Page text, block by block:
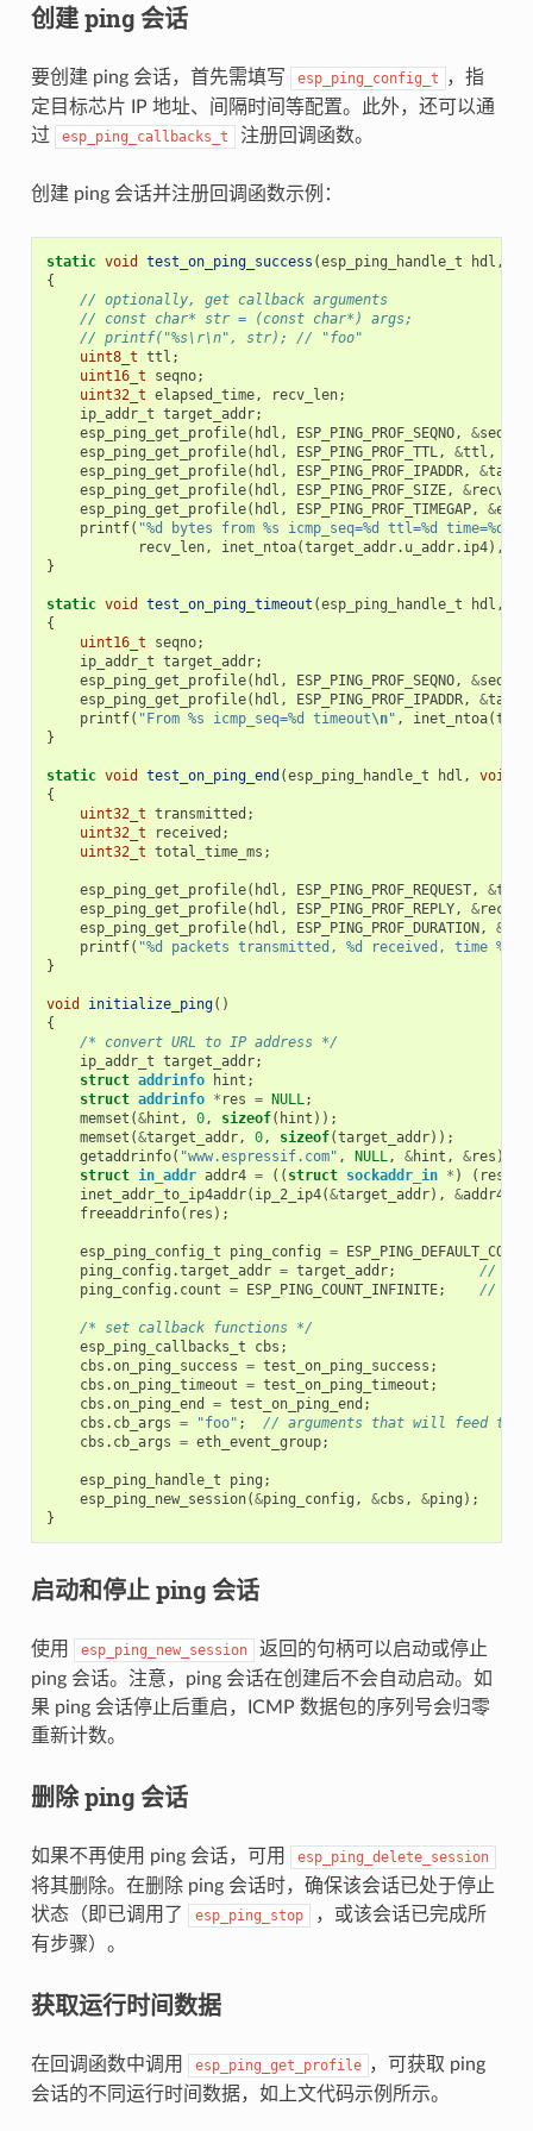
创建 ping 会话
要创建 ping 会话，首先需填写 esp_ping_config_t
，指
定目标芯片 IP 地址、间隔时间等配置。此外，还可以通
过
esp_ping_callbacks_t 注册回调函数。
创建 ping 会话并注册回调函数示例：
static void test_on_ping_success (esp_ping_handle_t hdl ,
{
// optionally, get callback arguments
// const char* str = (const char*) args;
// printf("%s\r\n", str); // "foo"
uint8_t ttl ;
uint16_t
seqno;
uint32_t elapsed_time, recv_len;
ip_addr_t target_addr;
esp_ping_get_profile( hdl , ESP_PING_PROF_SEQNO, &seqno
esp_ping_get_profile( hdl , ESP_PING_PROF_TTL, &ttl ,
esp_ping_get_profile( hdl , ESP_PING_PROF_IPADDR, &
esp_ping_get_profile( hdl , ESP_PING_PROF_SIZE, &
esp_ping_get_profile( hdl , ESP_PING_PROF_TIMEGAP, &
printf( "%d bytes from %s icmp_seq=%d ttl=%d time=%d ms
recv_len, inet_ntoa(target_addr. u_addr. ip4),
}
static void test_on_ping_timeout (esp_ping_handle_t hdl ,
{
uint16_t
seqno;
ip_addr_t target_addr;
esp_ping_get_profile( hdl , ESP_PING_PROF_SEQNO, &seqno
esp_ping_get_profile( hdl , ESP_PING_PROF_IPADDR, &
printf( "From %s icmp_seq=%d timeout\n" , inet_ntoa(
}
static void test_on_ping_end (esp_ping_handle_t hdl , void
{
uint32_t transmitted ;
uint32_t
received ;
uint32_t total_time_ms ;
esp_ping_get_profile( hdl , ESP_PING_PROF_REQUEST, &
esp_ping_get_profile( hdl , ESP_PING_PROF_REPLY, &
esp_ping_get_profile( hdl , ESP_PING_PROF_DURATION, &
printf( "%d packets transmitted, %d received, time %dms
}
void initialize_ping()
{
/* convert URL to IP address */
ip_addr_t target_addr;
struct addrinfo hint ;
struct addrinfo * res = NULL;
memset (&hint , 0, sizeof( hint ));
memset (&target_addr, 0, sizeof(target_addr));
getaddrinfo( "www.espressif.com" , NULL, &hint , &res );
struct in_addr addr4 = (( struct sockaddr_in * ) ( res
inet_addr_to_ip4addr( ip_2_ip4(&target_addr), &addr4
freeaddrinfo( res );
esp_ping_config_t ping_config =
ping_config .target_addr = target_addr;
//
ping_config . count = ESP_PING_COUNT_INFINITE; //
/* set callback functions */
esp_ping_callbacks_t
cbs ;
cbs .on_ping_success = test_on_ping_success ;
cbs .on_ping_timeout = test_on_ping_timeout ;
cbs .on_ping_end = test_on_ping_end ;
cbs . cb_args = "foo" ;
// arguments that will feed to
cbs . cb_args = eth_event_group;
esp_ping_handle_t ping ;
esp_ping_new_session(&ping_config , &cbs , &ping );
}
启动和停止 ping 会话
使用 esp_ping_new_session
返回的句柄可以启动或停止
ping 会话。注意，ping 会话在创建后不会自动启动。如
果 ping 会话停止后重启，ICMP 数据包的序列号会归零
重新计数。
删除 ping 会话
如果不再使用 ping 会话，可用 esp_ping_delete_session
将其删除。在删除 ping 会话时，确保该会话已处于停止
状态（即已调用了
esp_ping_stop
，或该会话已完成所
有步骤）。
获取运行时间数据
在回调函数中调用 esp_ping_get_profile ，可获取 ping
会话的不同运行时间数据，如上文代码示例所示。